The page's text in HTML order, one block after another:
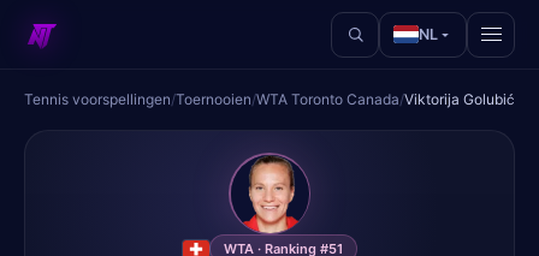
NL
Tennis voorspellingen/Toernooien/WTA Toronto Canada/Viktorija Golubić
VG
WTA · Ranking #51